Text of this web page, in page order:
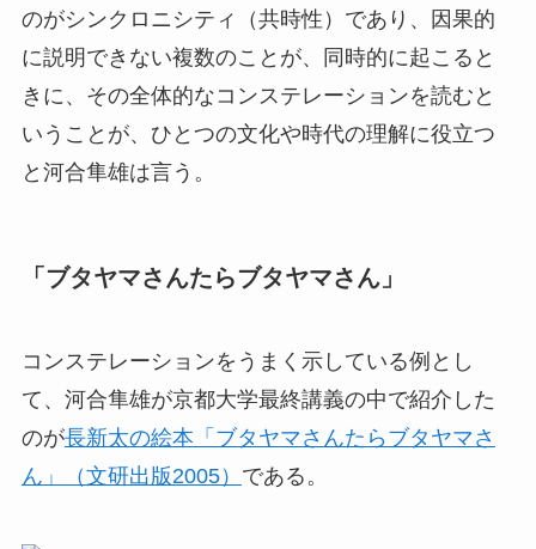
のがシンクロニシティ（共時性）であり、因果的
に説明できない複数のことが、同時的に起こると
きに、その全体的なコンステレーションを読むと
いうことが、ひとつの文化や時代の理解に役立つ
と河合隼雄は言う。
「ブタヤマさんたらブタヤマさん」
コンステレーションをうまく示している例とし
て、河合隼雄が京都大学最終講義の中で紹介した
のが長新太の絵本「ブタヤマさんたらブタヤマさ
ん」（文研出版2005） である。